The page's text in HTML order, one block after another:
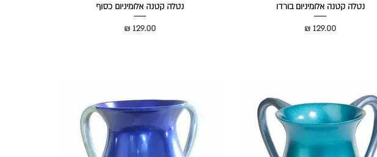
נטלה קטנה אלומיניום בורדו
מחיר
נטלה קטנה אלומיניום כסוף
מחיר‏129.00 ‏₪